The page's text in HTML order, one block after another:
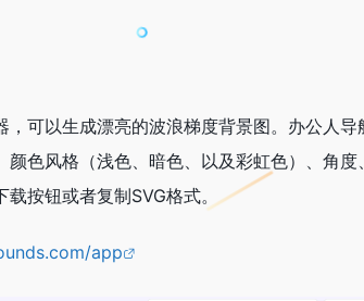
可以生成漂亮的波浪梯度背景图。办公人导
色风格（浅色、暗色、以及彩虹色）、角度
按钮或者复制SVG格式。
app